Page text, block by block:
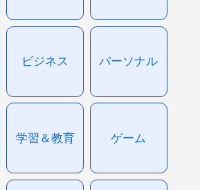
ビジネス パーソナル
学習＆教育 ゲーム